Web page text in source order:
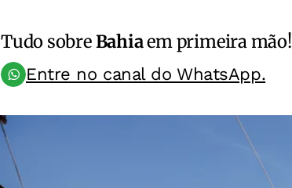
Tudo sobreBahiaem primeira mão!
Entre no canal do WhatsApp.